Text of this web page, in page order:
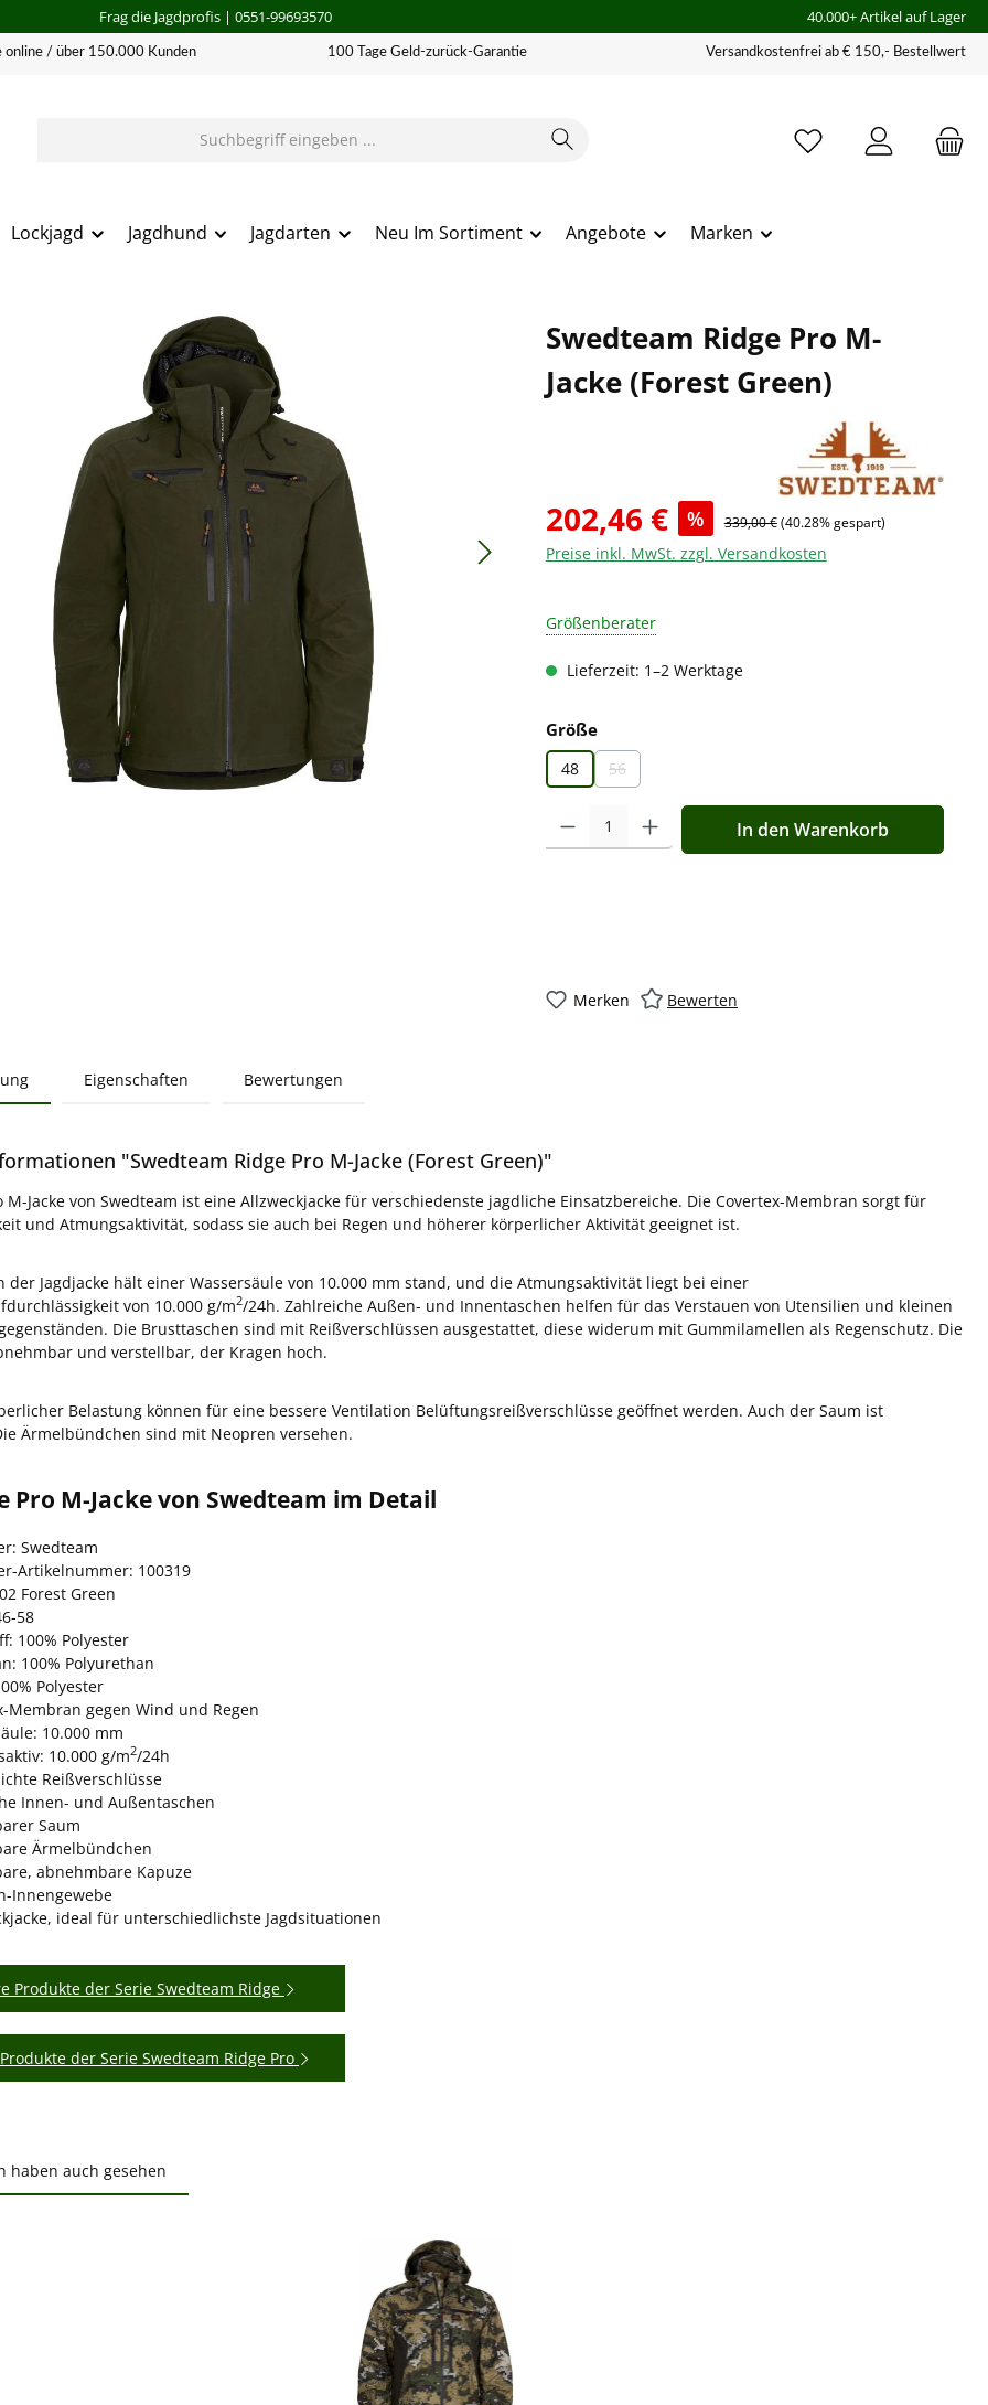
Frag die Jagdprofis| 0551-99693570 40.000+ Artikel auf Lager
online / über 150.000 Kunden 100 Tage Geld-zurück-Garantie Versandkostenfrei ab € 150,- Bestellwert
Lockjagd Jagdhund Jagdarten Neu Im Sortiment Angebote Marken
Swedteam Ridge Pro M-
Jacke (Forest Green)
202,46 € % 339,00 €(40.28% gespart)
Preise inkl. MwSt. zzgl. Versandkosten
Größenberater
Lieferzeit: 1–2 Werktage
Größeauswählen
48 56
(Diese Option ist zurzeit nicht verfügbar.)
Produkt Anzahl: Gib den gewünschten Wert ein oder
In den Warenkorb
Merken Bewerten
Eigenschaften Bewertungen
"Swedteam Ridge Pro M-Jacke (Forest Green)"
M-Jacke von Swedteam ist eine Allzweckjacke für verschiedenste jagdliche Einsatzbereiche. Die Covertex-Membran sorgt für
und Atmungsaktivität, sodass sie auch bei Regen und höherer körperlicher Aktivität geeignet ist.
der Jagdjacke hält einer Wassersäule von 10.000 mm stand, und die Atmungsaktivität liegt bei einer
von 10.000 g/m2/24h. Zahlreiche Außen- und Innentaschen helfen für das Verstauen von Utensilien und kleinen
Die Brusttaschen sind mit Reißverschlüssen ausgestattet, diese widerum mit Gummilamellen als Regenschutz. Die
und verstellbar, der Kragen hoch.
Belastung können für eine bessere Ventilation Belüftungsreißverschlüsse geöffnet werden. Auch der Saum ist
Ärmelbündchen sind mit Neopren versehen.
Pro M-Jacke von Swedteam im Detail
Swedteam
Artikelnummer: 100319
Forest Green
58
100% Polyester
100% Polyurethan
Polyester
Membran gegen Wind und Regen
10.000 mm
10.000 g/m2/24h
Reißverschlüsse
Innen- und Außentaschen
Saum
Ärmelbündchen
abnehmbare Kapuze
Innengewebe
ideal für unterschiedlichste Jagdsituationen
Produkte der Serie Swedteam Ridge
der Serie Swedteam Ridge Pro
haben auch gesehen